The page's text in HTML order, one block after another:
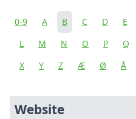
0-9 A B C D E
L
M N O P Q
X
Y Z Æ Ø Å
Website